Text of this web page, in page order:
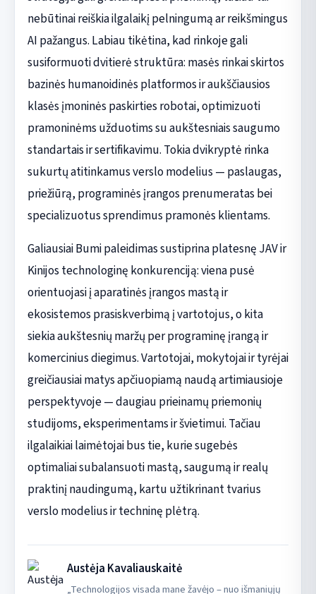
nebūtinai reiškia ilgalaikį pelningumą ar reikšmingus
AI pažangus. Labiau tikėtina, kad rinkoje gali
susiformuoti dvitierė struktūra: masės rinkai skirtos
bazinės humanoidinės platformos ir aukščiausios
klasės įmoninės paskirties robotai, optimizuoti
pramoninėms užduotims su aukštesniais saugumo
standartais ir sertifikavimu. Tokia dvikryptė rinka
sukurtų atitinkamus verslo modelius — paslaugas,
priežiūrą, programinės įrangos prenumeratas bei
specializuotus sprendimus pramonės klientams.
Galiausiai Bumi paleidimas sustiprina platesnę JAV ir
Kinijos technologinę konkurenciją: viena pusė
orientuojasi į aparatinės įrangos mastą ir
ekosistemos prasiskverbimą į vartotojus, o kita
siekia aukštesnių maržų per programinę įrangą ir
komercinius diegimus. Vartotojai, mokytojai ir tyrėjai
greičiausiai matys apčiuopiamą naudą artimiausioje
perspektyvoje — daugiau prieinamų priemonių
studijoms, eksperimentams ir švietimui. Tačiau
ilgalaikiai laimėtojai bus tie, kurie sugebės
optimaliai subalansuoti mastą, saugumą ir realų
praktinį naudingumą, kartu užtikrinant tvarius
verslo modelius ir techninę plėtrą.
Austėja Kavaliauskaitė
„Technologijos visada mane žavėjo – nuo išmaniųjų